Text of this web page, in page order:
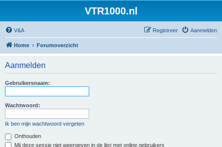
VTR1000.nl
V&A Aanmelden
Registreer
Home Forumoverzicht
Aanmelden
Gebruikersnaam:
Wachtwoord:
Ik ben mijn wachtwoord vergeten
Onthouden
Mij deze sessie niet weergeven in de lijst met online gebruikers